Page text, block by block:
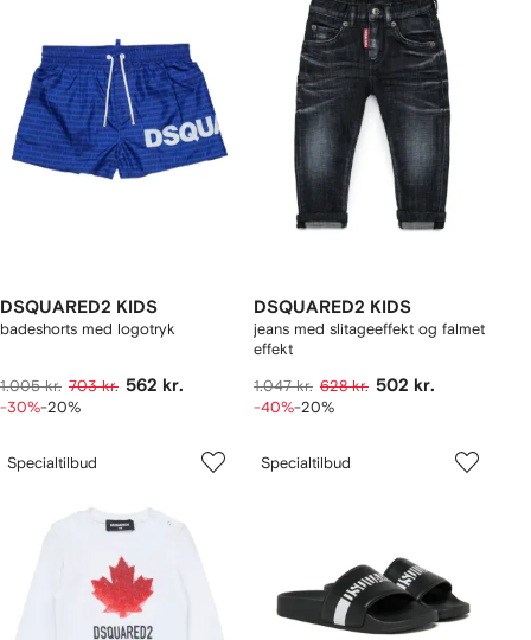
DSQUARED2 KIDS
badeshorts med logotryk
1.005 kr. 703 kr. 562 kr.
-30%-20%
DSQUARED2 KIDS
jeans med slitageeffekt og falmet
effekt
1.047 kr. 628 kr. 502 kr.
-40%-20%
Specialtilbud Specialtilbud